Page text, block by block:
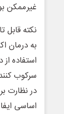
غیرممکن
نکته
به درمان
سرکوب
در نظارت
اساسی